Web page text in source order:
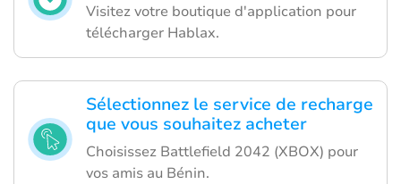
Visitez votre boutique d'application pour
télécharger Hablax.
Sélectionnez le service de recharge
que vous souhaitez acheter
Choisissez Battlefield 2042 (XBOX) pour
vos amis au Bénin.